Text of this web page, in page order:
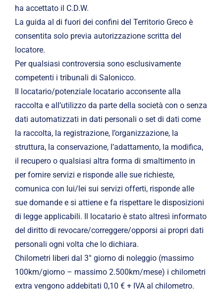
ha accettato il C.D.W.
La guida al di fuori dei confini del Territorio Greco è
consentita solo previa autorizzazione scritta del
locatore.
Per qualsiasi controversia sono esclusivamente
competenti i tribunali di Salonicco.
Il locatario/potenziale locatario acconsente alla
raccolta e all’utilizzo da parte della società con o senza
dati automatizzati in dati personali o set di dati come
la raccolta, la registrazione, l’organizzazione, la
struttura, la conservazione, l’adattamento, la modifica,
il recupero o qualsiasi altra forma di smaltimento in
per fornire servizi e risponde alle sue richieste,
comunica con lui/lei sui servizi offerti, risponde alle
sue domande e si attiene e fa rispettare le disposizioni
di legge applicabili. Il locatario è stato altresì informato
del diritto di revocare/correggere/opporsi ai propri dati
personali ogni volta che lo dichiara.
Chilometri liberi dal 3° giorno di noleggio (massimo
100km/giorno – massimo 2.500km/mese) i chilometri
extra vengono addebitati 0,10 € + IVA al chilometro.